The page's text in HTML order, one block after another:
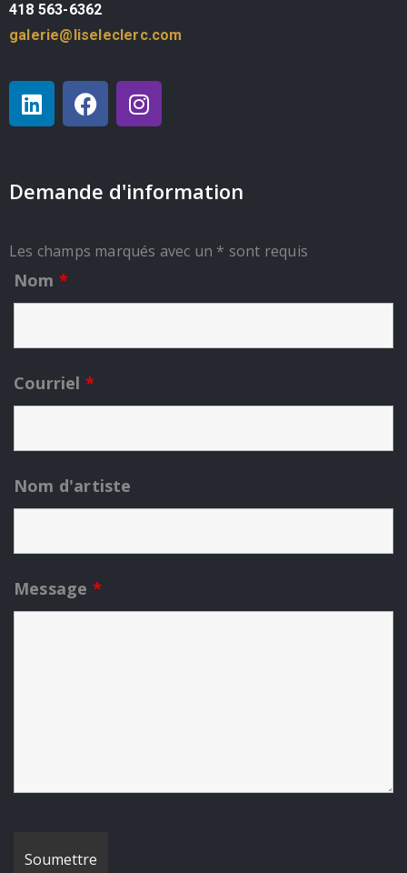
418 563-6362
galerie@liseleclerc.com
Demande d'information
Les champs marqués avec un * sont requis
Nom *
Courriel *
Nom d'artiste
Message *